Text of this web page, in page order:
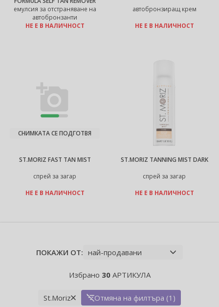
емулсия за отстраняване на
автобронзанти
НЕ Е В НАЛИЧНОСТ
автобронзиращ крем
НЕ Е В НАЛИЧНОСТ
ST.MORIZ FAST TAN MIST
спрей за загар
СНИМКАТА СЕ ПОДГОТВЯ
НЕ Е В НАЛИЧНОСТ
ST.MORIZ TANNING MIST DARK
спрей за загар
НЕ Е В НАЛИЧНОСТ
ПОКАЖИ ОТ:
Избрано 30АРТИКУЛА
St.Moriz Отмяна на филтъра (1)